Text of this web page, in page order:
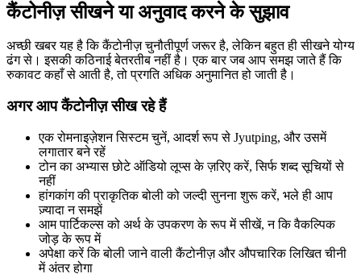
कैंटोनीज़ सीखने या अनुवाद करने के सुझाव
अच्छी खबर यह है कि कैंटोनीज़ चुनौतीपूर्ण जरूर है, लेकिन बहुत ही सीखने योग्य
ढंग से। इसकी कठिनाई बेतरतीब नहीं है। एक बार जब आप समझ जाते हैं कि
रुकावट कहाँ से आती है, तो प्रगति अधिक अनुमानित हो जाती है।
अगर आप कैंटोनीज़ सीख रहे हैं
एक रोमनाइज़ेशन सिस्टम चुनें, आदर्श रूप से Jyutping, और उसमें
लगातार बने रहें
टोन का अभ्यास छोटे ऑडियो लूप्स के ज़रिए करें, सिर्फ शब्द सूचियों से
नहीं
हांगकांग की प्राकृतिक बोली को जल्दी सुनना शुरू करें, भले ही आप
ज़्यादा न समझें
आम पार्टिकल्स को अर्थ के उपकरण के रूप में सीखें, न कि वैकल्पिक
जोड़ के रूप में
अपेक्षा करें कि बोली जाने वाली कैंटोनीज़ और औपचारिक लिखित चीनी
में अंतर होगा